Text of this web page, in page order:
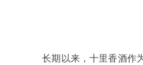
长期以来，十里香酒作